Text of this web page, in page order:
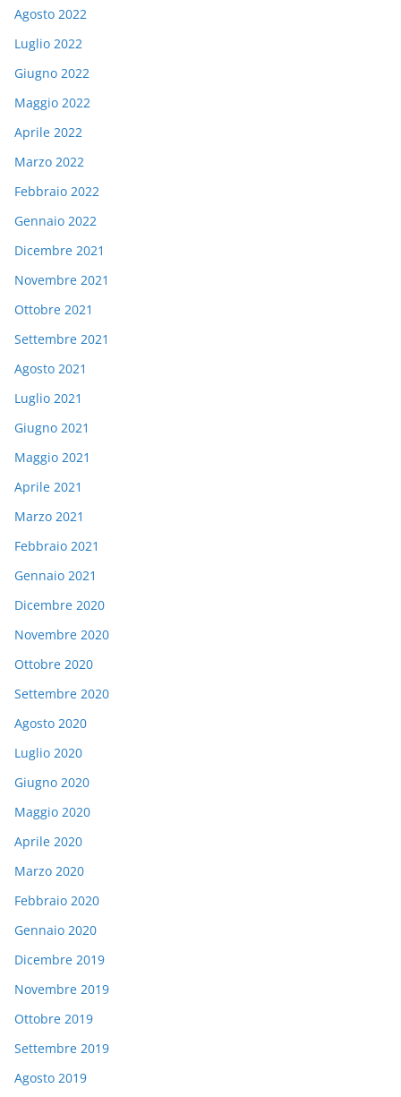
Agosto 2022
Luglio 2022
Giugno 2022
Maggio 2022
Aprile 2022
Marzo 2022
Febbraio 2022
Gennaio 2022
Dicembre 2021
Novembre 2021
Ottobre 2021
Settembre 2021
Agosto 2021
Luglio 2021
Giugno 2021
Maggio 2021
Aprile 2021
Marzo 2021
Febbraio 2021
Gennaio 2021
Dicembre 2020
Novembre 2020
Ottobre 2020
Settembre 2020
Agosto 2020
Luglio 2020
Giugno 2020
Maggio 2020
Aprile 2020
Marzo 2020
Febbraio 2020
Gennaio 2020
Dicembre 2019
Novembre 2019
Ottobre 2019
Settembre 2019
Agosto 2019